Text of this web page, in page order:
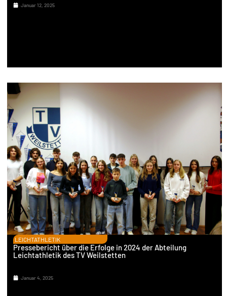
Januar 12, 2025
LEICHTATHLETIK
Pressebericht über die Erfolge in 2024 der Abteilung
Leichtathletik des TV Weilstetten
Januar 4, 2025